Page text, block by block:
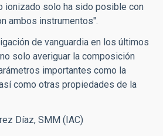
ionizado solo ha sido posible con
ambos instrumentos".
de vanguardia en los últimos
solo averiguar la composición
importantes como la
como otras propiedades de la
Díaz, SMM (IAC)